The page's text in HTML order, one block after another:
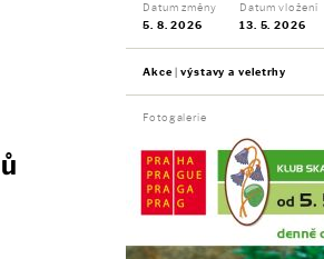
Datum změny
5. 8. 2026
Datum vložení
13. 5. 2026
Akce výstavy a veletrhy
Fotogalerie